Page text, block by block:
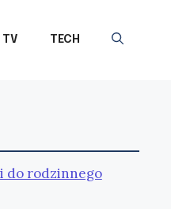
TV TECH
do rodzinnego